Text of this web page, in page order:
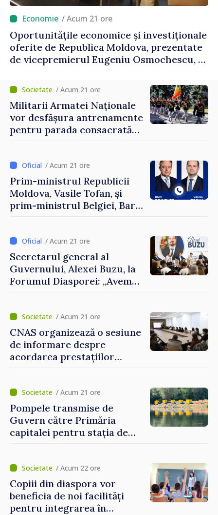
/ Acum 21 ore
Oportunitățile economice și investiționale
oferite de Republica Moldova, prezentate
de vicepremierul Eugeniu Osmochescu, la
/ Acum 21 ore
Militarii Armatei Naționale
vor desfășura antrenamente
pentru parada consacrată
/ Acum 21 ore
Prim-ministrul Republicii
Moldova, Vasile Tofan, și
prim-ministrul Belgiei, Bart
al Republicii Moldova.
/ Acum 21 ore
Secretarul general al
Guvernului, Alexei Buzu, la
Forumul Diasporei: „Avem
construi comunități mai
puternice”
/ Acum 21 ore
CNAS organizează o sesiune
de informare despre
acordarea prestațiilor
invitați să se înscrie la
eveniment
/ Acum 21 ore
Pompele transmise de
Guvern către Primăria
capitalei pentru stația de
puse în funcțiune
/ Acum 22 ore
Copiii din diaspora vor
beneficia de noi facilități
pentru integrarea în